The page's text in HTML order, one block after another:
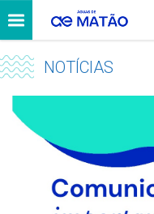
NOTÍCIAS